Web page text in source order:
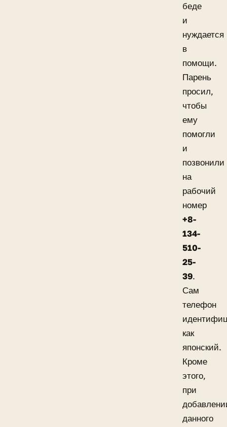
беде
и
нуждается
в
помощи.
Парень
просил,
чтобы
ему
помогли
и
позвонили
на
рабочий
номер
+8-
134-
510-
25-
39.
Сам
телефон
как
японский.
Кроме
этого,
при
данного